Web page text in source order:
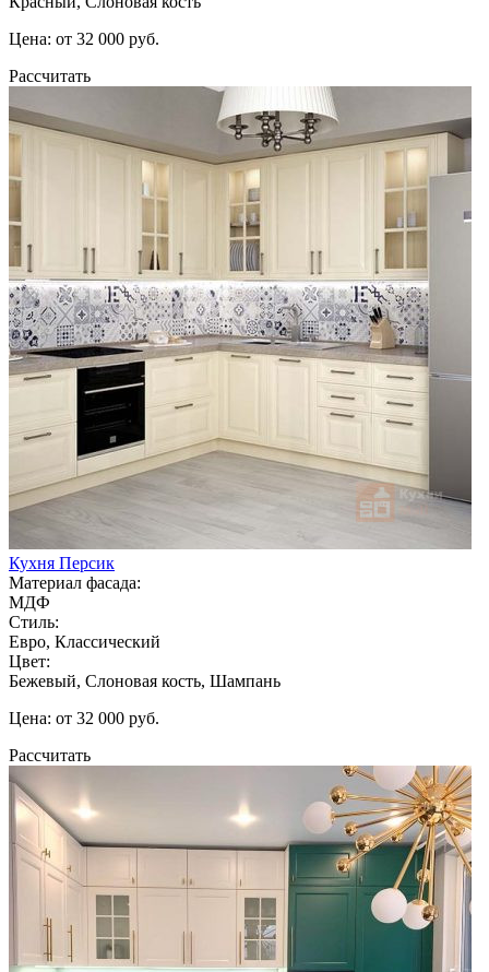
Цена: от 32 000 руб.
Рассчитать
Кухня Персик
Материал фасада:
МДФ
Стиль:
Евро, Классический
Цвет:
Бежевый, Слоновая кость, Шампань
Цена: от 32 000 руб.
Рассчитать